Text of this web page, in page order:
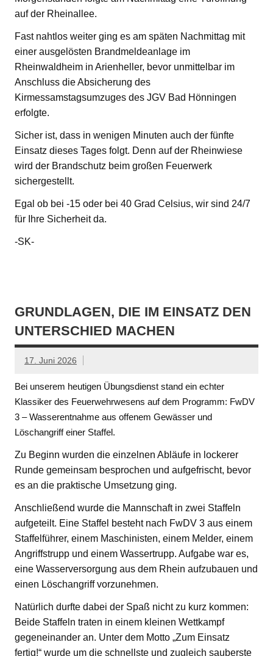
auf der Rheinallee.
Fast nahtlos weiter ging es am späten Nachmittag mit
einer ausgelösten Brandmeldeanlage im
Rheinwaldheim in Arienheller, bevor unmittelbar im
Anschluss die Absicherung des
Kirmessamstagsumzuges des JGV Bad Hönningen
erfolgte.
Sicher ist, dass in wenigen Minuten auch der fünfte
Einsatz dieses Tages folgt. Denn auf der Rheinwiese
wird der Brandschutz beim großen Feuerwerk
sichergestellt.
Egal ob bei -15 oder bei 40 Grad Celsius, wir sind 24/7
für Ihre Sicherheit da.
-SK-
GRUNDLAGEN, DIE IM EINSATZ DEN
UNTERSCHIED MACHEN
17. Juni 2026
Bei unserem heutigen Übungsdienst stand ein echter
Klassiker des Feuerwehrwesens auf dem Programm: FwDV
3 – Wasserentnahme aus offenem Gewässer und
Löschangriff einer Staffel.
Zu Beginn wurden die einzelnen Abläufe in lockerer
Runde gemeinsam besprochen und aufgefrischt, bevor
es an die praktische Umsetzung ging.
Anschließend wurde die Mannschaft in zwei Staffeln
aufgeteilt. Eine Staffel besteht nach FwDV 3 aus einem
Staffelführer, einem Maschinisten, einem Melder, einem
Angriffstrupp und einem Wassertrupp. Aufgabe war es,
eine Wasserversorgung aus dem Rhein aufzubauen und
einen Löschangriff vorzunehmen.
Natürlich durfte dabei der Spaß nicht zu kurz kommen:
Beide Staffeln traten in einem kleinen Wettkampf
gegeneinander an. Unter dem Motto „Zum Einsatz
fertig!“ wurde um die schnellste und zugleich sauberste